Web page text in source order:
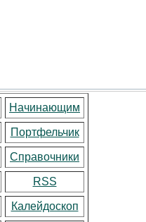
Начинающим
Портфельчик
Справочники
RSS
Калейдоскоп